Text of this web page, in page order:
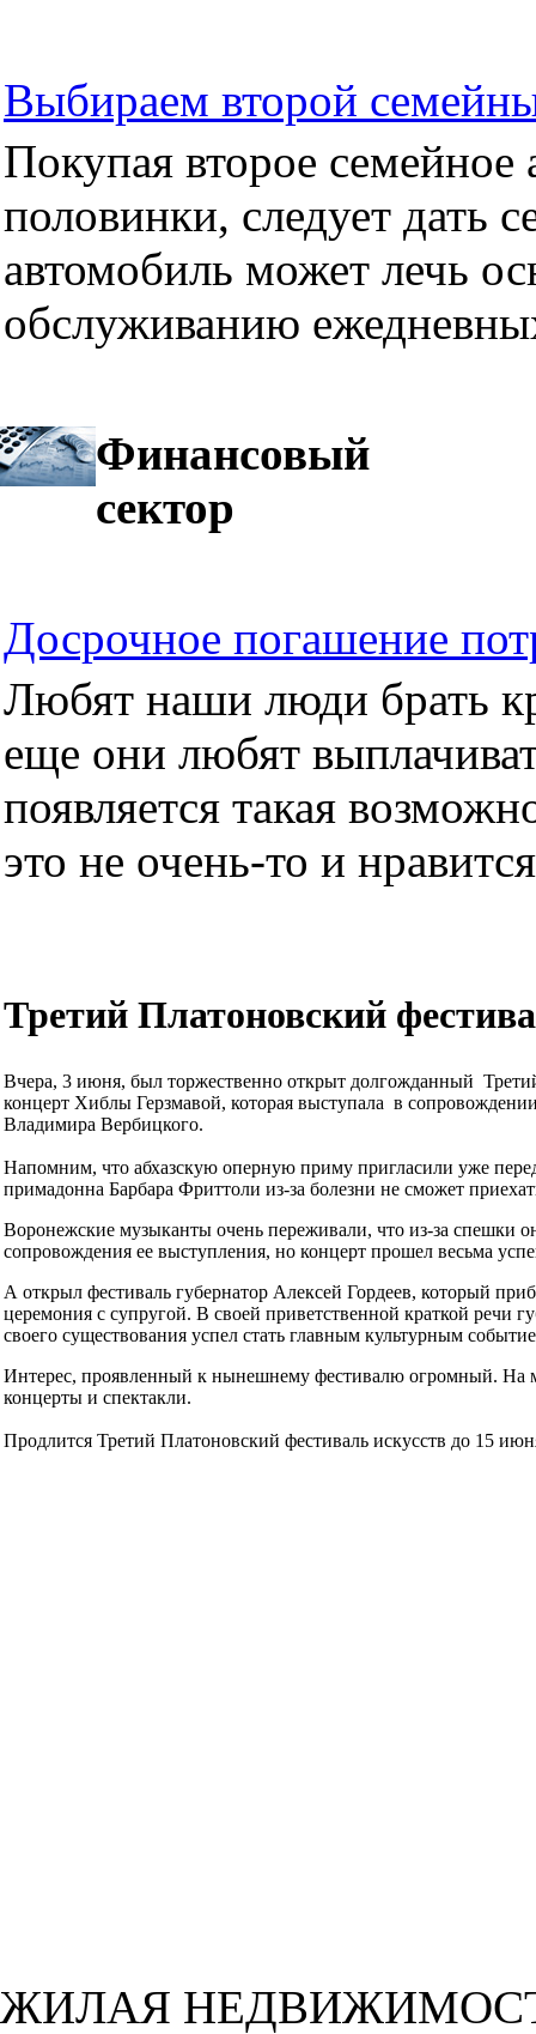
Выбираем второй
Покупая второе семейное
половинки, следует дать
автомобиль может лечь
обслуживанию
Финансовый
сектор
Досрочное погашение
Любят наши люди брать
еще они любят
появляется такая
это не очень-то и
Третий Платоновский
Вчера, 3 июня, был торжественно открыт долгожданный
концерт Хиблы Герзмавой, которая выступала в
Владимира Вербицкого.
Напомним, что абхазскую оперную приму пригласили уже
примадонна Барбара Фриттоли из-за болезни не сможет
Воронежские музыканты очень переживали, что из-за спешки
сопровождения ее выступления, но концерт прошел весьма
А открыл фестиваль губернатор Алексей Гордеев, который
церемония с супругой. В своей приветственной краткой речи
своего существования успел стать главным культурным
Интерес, проявленный к нынешнему фестивалю огромный. На
концерты и спектакли.
Продлится Третий Платоновский фестиваль искусств до 15
ЖИЛАЯ